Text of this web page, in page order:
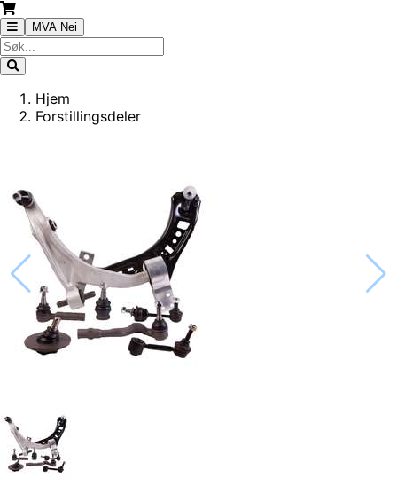
MVA Nei
Hjem
Forstillingsdeler